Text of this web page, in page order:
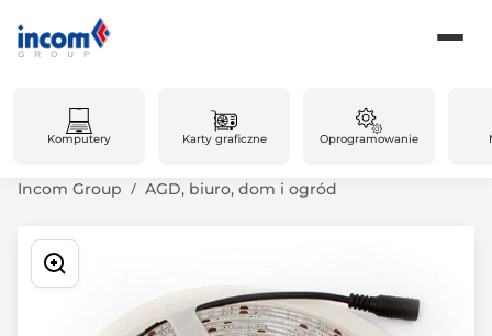
Komputery Karty graficzne Oprogramowanie
Incom Group AGD, biuro, dom i ogród